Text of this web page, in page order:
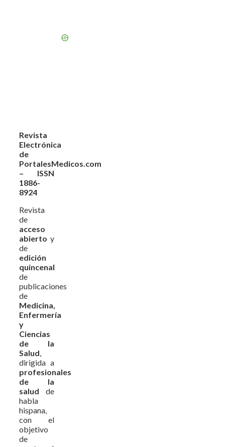
Revista
Electrónica
de
PortalesMedicos.com
– ISSN
1886-
8924
Revista
de
acceso
abierto y
de
edición
quincenal
de
publicaciones
de
Medicina,
Enfermería
y
Ciencias
de la
Salud,
dirigida a
profesionales
de la
salud de
habla
hispana,
con el
objetivo
de